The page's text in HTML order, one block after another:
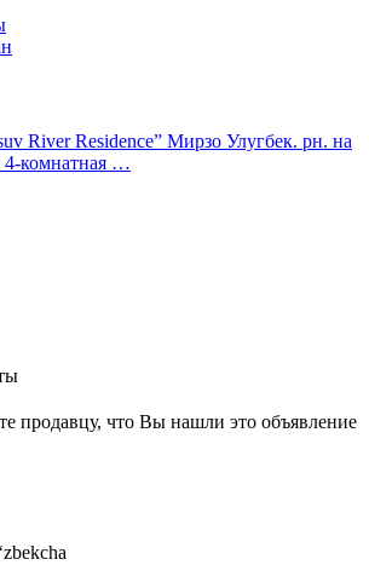
River Residence” Мирзо Улугбек. рн. на
4-комнатная …
продавцу, что Вы нашли это объявление